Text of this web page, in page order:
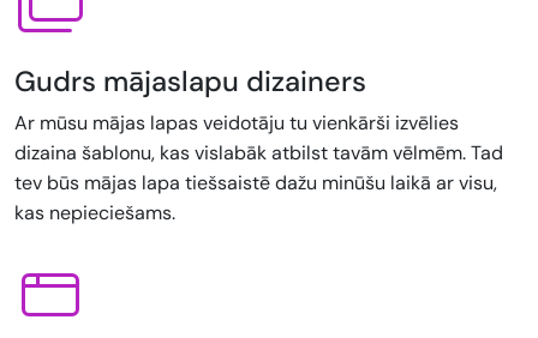
Gudrs mājaslapu dizainers
Ar mūsu mājas lapas veidotāju tu vienkārši izvēlies
dizaina šablonu, kas vislabāk atbilst tavām vēlmēm. Tad
tev būs mājas lapa tiešsaistē dažu minūšu laikā ar visu,
kas nepieciešams.